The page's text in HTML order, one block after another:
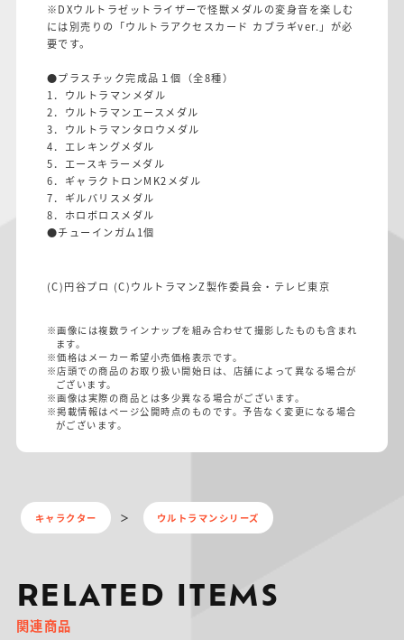
※DXウルトラゼットライザーで怪獣メダルの変身音を楽しむ
には別売りの「ウルトラアクセスカード カブラギver.」が必
要です。
●プラスチック完成品１個（全8種）
1．ウルトラマンメダル
2．ウルトラマンエースメダル
3．ウルトラマンタロウメダル
4．エレキングメダル
5．エースキラーメダル
6．ギャラクトロンMK2メダル
7．ギルバリスメダル
8．ホロボロスメダル
●チューインガム1個
(C)円谷プロ (C)ウルトラマンZ製作委員会・テレビ東京
※画像には複数ラインナップを組み合わせて撮影したものも含まれ
ます。
※価格はメーカー希望小売価格表示です。
※店頭での商品のお取り扱い開始日は、店舗によって異なる場合が
ございます。
※画像は実際の商品とは多少異なる場合がございます。
※掲載情報はページ公開時点のものです。予告なく変更になる場合
がございます。
キャラクター ウルトラマンシリーズ
RELATED ITEMS
関連商品